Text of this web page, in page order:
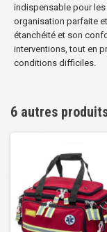
indispensable pour
organisation parfaite
étanchéité et son
interventions, tout en
conditions difficiles.
6 autres